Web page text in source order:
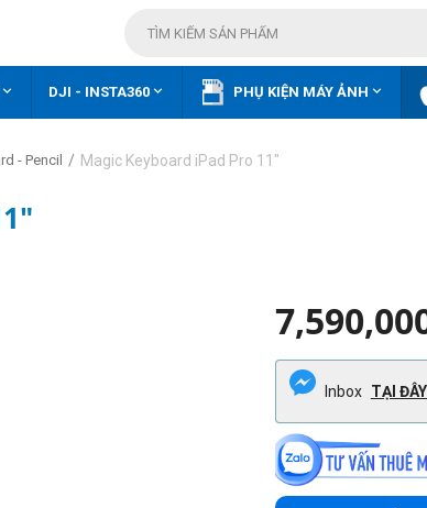
 DJI - INSTA360  PHỤ KIỆN MÁY ẢNH 
- Pencil / Magic Keyboard iPad Pro 11"
Inbox TẠI ĐÂY